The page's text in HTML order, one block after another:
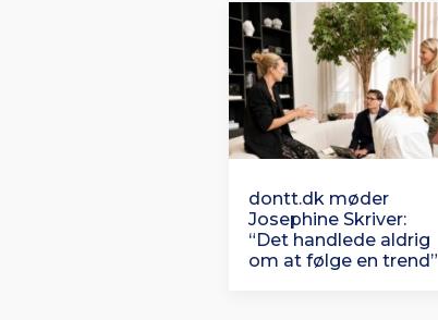
dontt.dk møder
Josephine Skriver:
“Det handlede aldrig
om at følge en trend”